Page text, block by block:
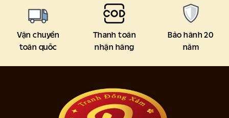
Vận chuyển
toàn quốc
Thanh toán
nhận hàng
Bảo hành 20
năm